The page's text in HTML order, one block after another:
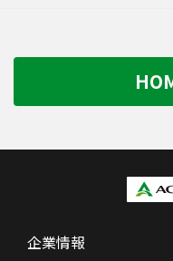
企業情報